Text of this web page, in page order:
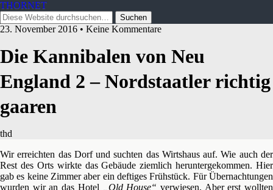
THORNET
23. November 2016 • Keine Kommentare
Die Kannibalen von Neu
England 2 – Nordstaatler richtig
gaaren
thd
Wir erreichten das Dorf und suchten das Wirtshaus auf. Wie auch der
Rest des Orts wirkte das Gebäude ziemlich heruntergekommen. Hier
gab es keine Zimmer aber ein deftiges Frühstück. Für Übernachtungen
wurden wir an das Hotel
„Old House“ verwiesen. Aber erst wollten